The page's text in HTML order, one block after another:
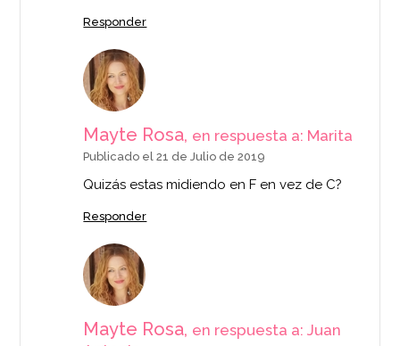
Responder
Mayte Rosa, en respuesta a: Marita
Publicado el 21 de Julio de 2019
Quizás estas midiendo en F en vez de C?
Responder
Mayte Rosa, en respuesta a: Juan